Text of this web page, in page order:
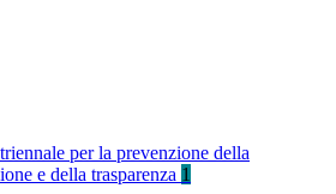
per la prevenzione della
e della trasparenza 1